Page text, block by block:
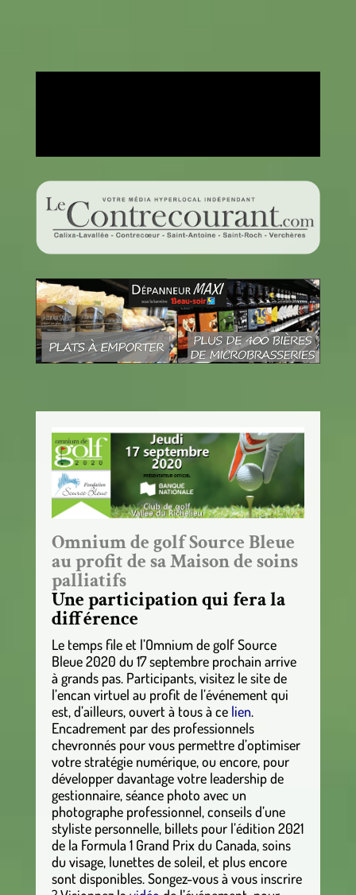
Omnium de golf Source Bleue
au profit de sa Maison de soins
palliatifs
Une participation qui fera la
différence
Le temps file et l’Omnium de golf Source
Bleue 2020 du 17 septembre prochain arrive
à grands pas. Participants, visitez le site de
l’encan virtuel au profit de l’événement qui
est, d’ailleurs, ouvert à tous à ce lien.
Encadrement par des professionnels
chevronnés pour vous permettre d’optimiser
votre stratégie numérique, ou encore, pour
développer davantage votre leadership de
gestionnaire, séance photo avec un
photographe professionnel, conseils d’une
styliste personnelle, billets pour l’édition 2021
de la Formula 1 Grand Prix du Canada, soins
du visage, lunettes de soleil, et plus encore
sont disponibles. Songez-vous à vous inscrire